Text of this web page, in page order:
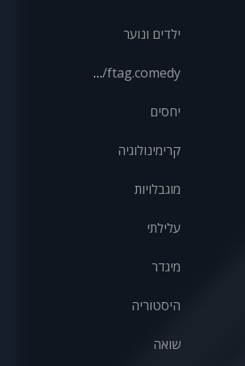
ילדים ונוער
front/ftag.comedy
יחסים
קרימינולוגיה
מוגבלויות
עלילתי
מיגדר
היסטוריה
שואה